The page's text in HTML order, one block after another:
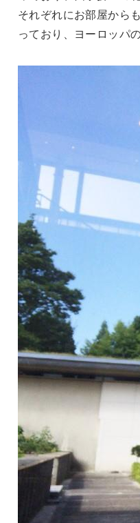
それぞれにお部屋から
っており、ヨーロッパ